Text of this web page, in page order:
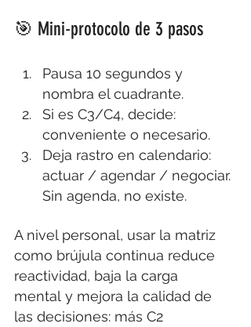
🎯 Mini-protocolo de 3 pasos
Pausa 10 segundos y
nombra el cuadrante.
Si es C3/C4, decide:
conveniente o necesario.
Deja rastro en calendario:
actuar / agendar / negociar.
Sin agenda, no existe.
A nivel personal, usar la matriz
como brújula continua reduce
reactividad, baja la carga
mental y mejora la calidad de
las decisiones: más C2